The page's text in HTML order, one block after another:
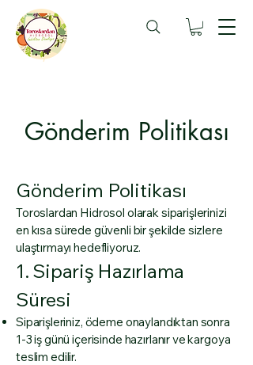
Gönderim Politikası
Gönderim Politikası
Toroslardan Hidrosol olarak siparişlerinizi
en kısa sürede güvenli bir şekilde sizlere
ulaştırmayı hedefliyoruz.
1. Sipariş Hazırlama
Süresi
Siparişleriniz, ödeme onaylandıktan sonra
1-3 iş günü içerisinde hazırlanır ve kargoya
teslim edilir.